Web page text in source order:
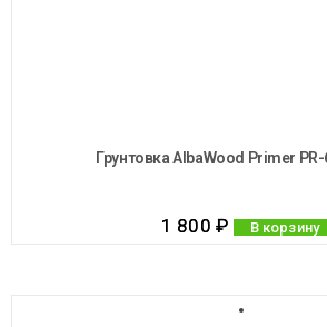
Грунтовка AlbaWood Primer PR-
1 800₽ В корзину